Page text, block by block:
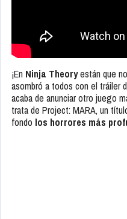
¡En Ninja Theoryestán que
asombró a todos con el tráiler
acaba de anunciar otro juego
trata de Project: MARA, un
fondo los horrores más